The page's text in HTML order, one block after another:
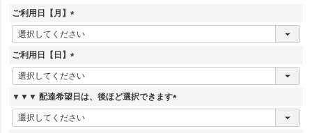
ご利用日【月】
(
必
須
)
ご利用日【日】
(
必
須
)
▼▼▼ 配達希望日は、後ほど選択できます
(
必